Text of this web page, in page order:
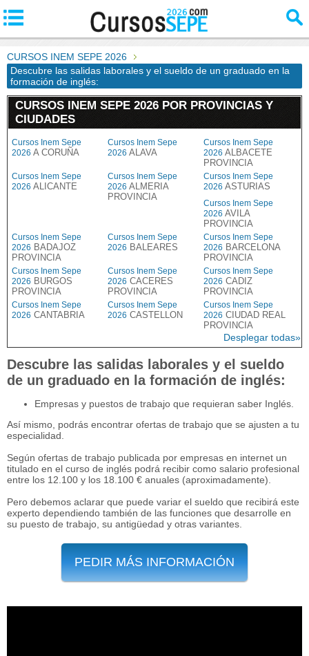
CURSOS INEM SEPE 2026
Descubre las salidas laborales y el sueldo de un graduado en la
formación de inglés:
CURSOS INEM SEPE 2026 POR PROVINCIAS Y
CIUDADES
Cursos Inem Sepe
2026 A CORUÑA
Cursos Inem Sepe
2026 ALAVA
Cursos Inem Sepe
2026 ALBACETE
PROVINCIA
Cursos Inem Sepe
2026 ALICANTE
Cursos Inem Sepe
2026 ALMERIA
PROVINCIA
Cursos Inem Sepe
2026 ASTURIAS
Cursos Inem Sepe
2026 AVILA
PROVINCIA
Cursos Inem Sepe
2026 BADAJOZ
PROVINCIA
Cursos Inem Sepe
2026 BALEARES
Cursos Inem Sepe
2026 BARCELONA
PROVINCIA
Cursos Inem Sepe
2026 BURGOS
PROVINCIA
Cursos Inem Sepe
2026 CACERES
PROVINCIA
Cursos Inem Sepe
2026 CADIZ
PROVINCIA
Cursos Inem Sepe
2026 CANTABRIA
Cursos Inem Sepe
2026 CASTELLON
Cursos Inem Sepe
2026 CIUDAD REAL
PROVINCIA
Desplegar todas»
Descubre las salidas laborales y el sueldo
de un graduado en la formación de inglés:
Empresas y puestos de trabajo que requieran saber Inglés.
Así mismo, podrás encontrar ofertas de trabajo que se ajusten a tu
especialidad.
Según ofertas de trabajo publicada por empresas en internet un
titulado en el curso de inglés podrá recibir como salario profesional
entre los 12.100 y los 18.100 € anuales (aproximadamente).
Pero debemos aclarar que puede variar el sueldo que recibirá este
experto dependiendo también de las funciones que desarrolle en
su puesto de trabajo, su antigüedad y otras variantes.
PEDIR MÁS INFORMACIÓN